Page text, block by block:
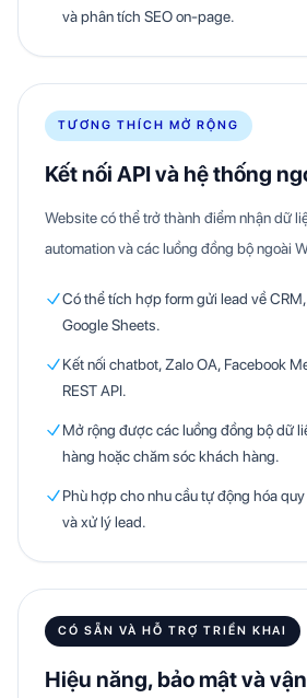
và phân tích SEO on-page.
TƯƠNG THÍCH MỞ RỘNG
Kết nối API và hệ thống
Website có thể trở thành điểm nhận dữ
automation và các luồng đồng bộ ngoài
Có thể tích hợp form gửi lead về
Google Sheets.
Kết nối chatbot, Zalo OA, Facebook
REST API.
Mở rộng được các luồng đồng bộ dữ
hàng hoặc chăm sóc khách hàng.
Phù hợp cho nhu cầu tự động hóa
và xử lý lead.
CÓ SẴN VÀ HỖ TRỢ TRIỂN KHAI
Hiệu năng, bảo mật và